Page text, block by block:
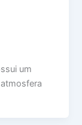
um